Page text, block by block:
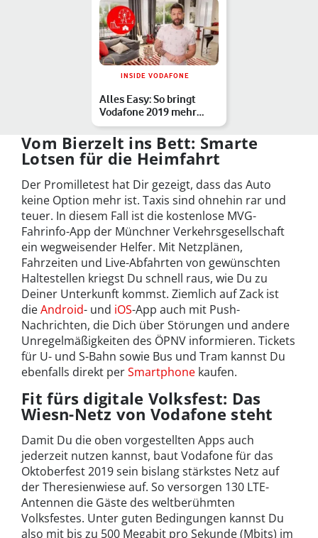
INSIDE VODAFONE
Alles Easy: So bringt
Vodafone 2019 mehr
Netz auf Open-Air-
Events
Vom Bierzelt ins Bett: Smarte
Lotsen für die Heimfahrt
Der Promilletest hat Dir gezeigt, dass das Auto
keine Option mehr ist. Taxis sind ohnehin rar und
teuer. In diesem Fall ist die kostenlose MVG-
Fahrinfo-App der Münchner Verkehrsgesellschaft
ein wegweisender Helfer. Mit Netzplänen,
Fahrzeiten und Live-Abfahrten von gewünschten
Haltestellen kriegst Du schnell raus, wie Du zu
Deiner Unterkunft kommst. Ziemlich auf Zack ist
dieAndroid- und iOS-App auch mit Push-
Nachrichten, die Dich über Störungen und andere
Unregelmäßigkeiten des ÖPNV informieren. Tickets
für U- und S-Bahn sowie Bus und Tram kannst Du
ebenfalls direkt perSmartphone kaufen.
Fit fürs digitale Volksfest: Das
Wiesn-Netz von Vodafone steht
Damit Du die oben vorgestellten Apps auch
jederzeit nutzen kannst, baut Vodafone für das
Oktoberfest 2019 sein bislang stärkstes Netz auf
der Theresienwiese auf. So versorgen 130 LTE-
Antennen die Gäste des weltberühmten
Volksfestes. Unter guten Bedingungen kannst Du
also mit bis zu 500 Megabit pro Sekunde (Mbits) im